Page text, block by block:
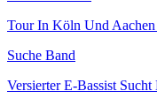
Tour In Köln Und Aachen
Suche Band
Versierter E-Bassist Sucht